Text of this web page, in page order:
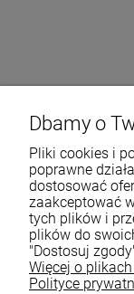
Dbamy o
Pliki cookies i
poprawne
dostosować
zaakceptować
tych plików i
plików do
"Dostosuj
Więcej o
Polityce